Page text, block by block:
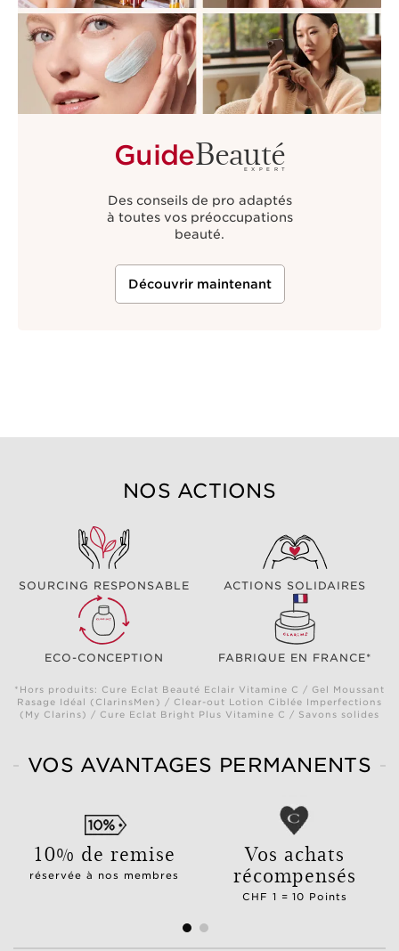
GuideBeauté
EXPERT
Des conseils de pro adaptés
à toutes vos préoccupations
beauté.
Découvrir maintenant
NOS ACTIONS
SOURCING RESPONSABLE ACTIONS SOLIDAIRES
ECO-CONCEPTION FABRIQUE EN FRANCE*
*Hors produits: Cure Eclat Beauté Eclair Vitamine C / Gel Moussant
Rasage Idéal (ClarinsMen) / Clear-out Lotion Ciblée Imperfections
(My Clarins) / Cure Eclat Bright Plus Vitamine C / Savons solides
VOS AVANTAGES PERMANENTS
10% de remise
réservée à nos membres
Vos achats
récompensés
CHF 1 = 10 Points